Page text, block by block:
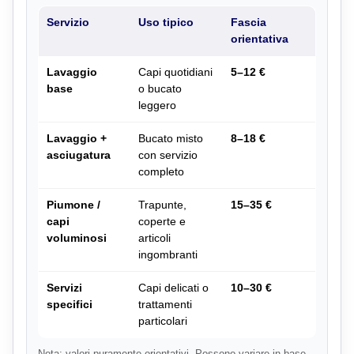
Servizio Uso tipico
Fascia
orientativa
Lavaggio
base
Capi quotidiani
o bucato
leggero
5–12 €
Lavaggio +
asciugatura
Bucato misto
con servizio
completo
8–18 €
Piumone /
capi
voluminosi
Trapunte,
coperte e
articoli
ingombranti
15–35 €
Servizi
specifici
Capi delicati o
trattamenti
particolari
10–30 €